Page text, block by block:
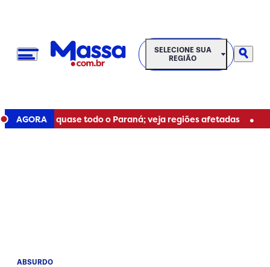
SELECIONE SUA REGIÃO
SELECIONE SUA
REGIÃO
AGORA
para quase todo o Paraná; veja regiões afetadas •
ABSURDO